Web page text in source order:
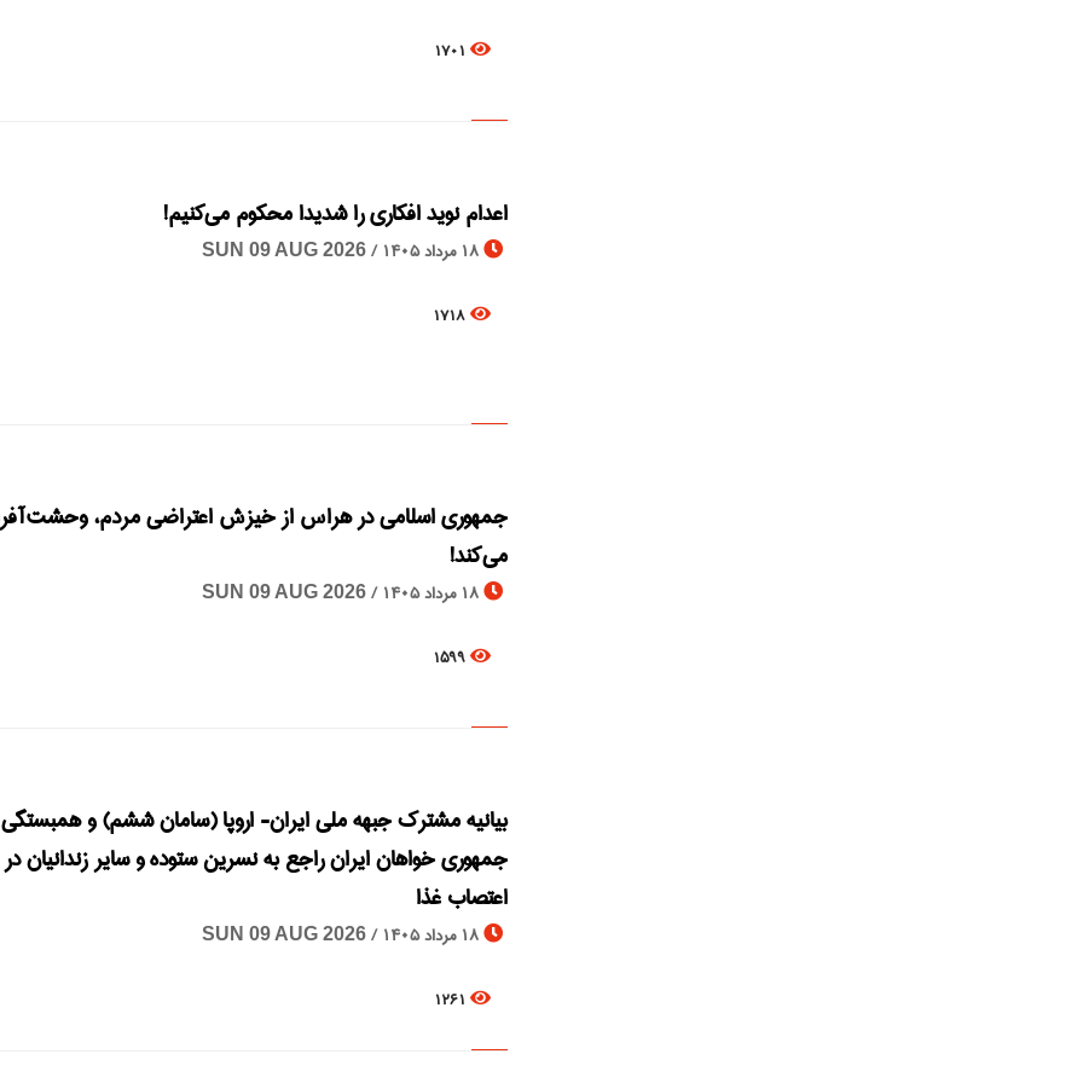
1701
اعدام نوید افکاری را شدیدا محکوم می‌کنیم!
18 مرداد 1405 / SUN 09 AUG 2026
1718
جمهوری اسلامی در هراس از خيزش اعتراضی مردم، وحشت
می کند!
18 مرداد 1405 / SUN 09 AUG 2026
1599
بیانیه مشترک جبهه ملی ایران- اروپا (سامان ششم) و همبستگی
جمهوری خواهان ایران راجع به نسرین ستوده و سایر زندانیان در
اعتصاب غذا
18 مرداد 1405 / SUN 09 AUG 2026
1261